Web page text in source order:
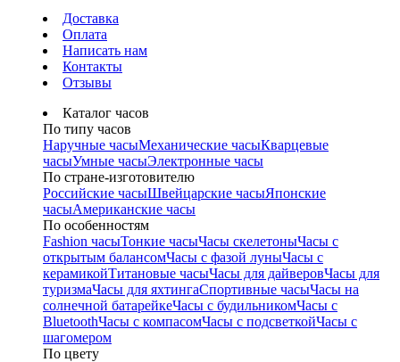
Доставка
Оплата
Написать нам
Контакты
Отзывы
Каталог часов
По типу часов
Наручные часыМеханические часыКварцевые
часыУмные часыЭлектронные часы
По стране-изготовителю
Российские часыШвейцарские часыЯпонские
часыАмериканские часы
По особенностям
Fashion часыТонкие часыЧасы скелетоныЧасы с
открытым балансомЧасы с фазой луныЧасы с
керамикойТитановые часыЧасы для дайверовЧасы для
туризмаЧасы для яхтингаСпортивные часыЧасы на
солнечной батарейкеЧасы с будильникомЧасы с
BluetoothЧасы с компасомЧасы с подсветкойЧасы с
шагомером
По цвету